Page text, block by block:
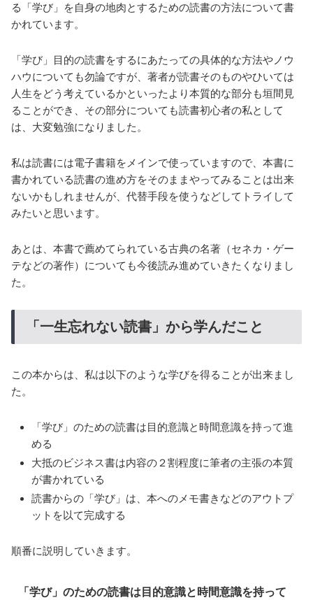
る「学び」を自身の地肉とするための読書の方法について書
かれています。
「学び」目的の読書をするにあたっての具体的な方法やノウ
ハウについても勿論ですが、著者が読書そのものやひいては
人生をどう考えているかといったより本質的な部分も垣間見
ることができ、その部分についても読書初心者の私として
は、大変勉強になりました。
私は読書には電子書籍をメインで使っていますので、本書に
書かれている読書の進め方をそのままやってみることは出来
ないかもしれませんが、代替手段を使うなどしてトライして
みたいと思います。
あとは、本書で薦めてられている古典の名著（セネカ・ゲー
テなどの著作）についても今後読み進めていきたくなりまし
た。
「一生忘れない読書」から学んだこと
この本からは、私は以下のような学びを得ることが出来まし
た。
「学び」のための読書は目的意識と時間意識を持って進
める
大抵のビジネス書は内容の２割程度に筆者の主張の本質
が書かれている
読書からの「学び」は、本へのメモ書きなどのアウトプ
ットを以て完成する
順番に説明していきます。
「学び」のための読書は目的意識と時間意識を持って